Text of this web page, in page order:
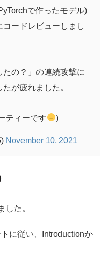
で作ったモデル)
ードレビューしまし
の？」の連続攻撃に
が疲れました。
ティーです )
November 10, 2021
した。
に従い、Introductionか